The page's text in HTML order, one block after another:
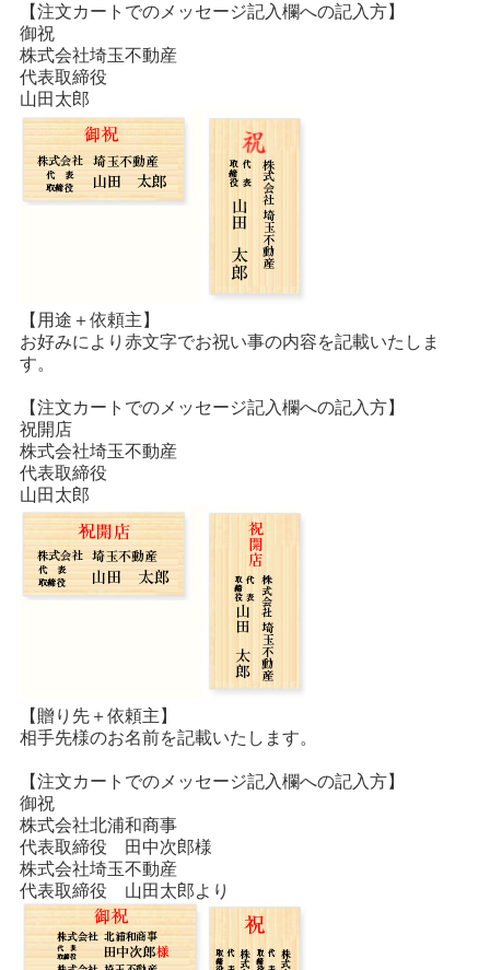
【注文カートでのメッセージ記入欄への記入方】
御祝
株式会社埼玉不動産
代表取締役
山田太郎
【用途＋依頼主】
お好みにより赤文字でお祝い事の内容を記載いたしま
す。
【注文カートでのメッセージ記入欄への記入方】
祝開店
株式会社埼玉不動産
代表取締役
山田太郎
【贈り先＋依頼主】
相手先様のお名前を記載いたします。
【注文カートでのメッセージ記入欄への記入方】
御祝
株式会社北浦和商事
代表取締役 田中次郎様
株式会社埼玉不動産
代表取締役 山田太郎より